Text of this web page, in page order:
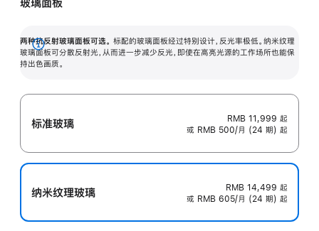
两种抗反射玻璃面板可选。 标配的玻璃面板经过特别设计，反光率极低。纳米纹理
玻璃面板可分散反射光，从而进一步减少反光，即使在高亮光源的工作场所也能保
持出色画质。
展
开
标准玻璃 RMB 11,999 起
或 RMB 500/月 (24 期) 起
纳米纹理玻璃 RMB 14,499 起
或 RMB 605/月 (24 期) 起